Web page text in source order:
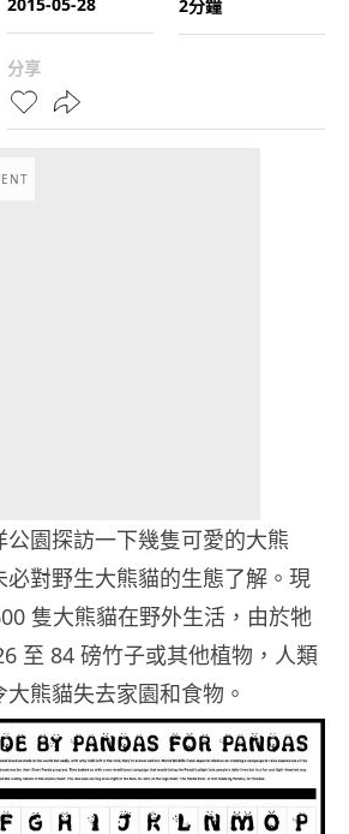
2分鐘
分享
園探訪一下幾隻可愛的大熊
對野生大熊貓的生態了解。現
隻大熊貓在野外生活，由於牠
至 84 磅竹子或其他植物，人類
熊貓失去家園和食物。